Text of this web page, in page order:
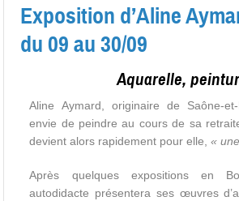
Exposition d’Aline
du 09 au 30/09
Aquarelle,
Aline Aymard, originaire de Saône-
envie de peindre au cours de sa
devient alors rapidement pour elle,«
Après quelques expositions en
autodidacte présentera ses œuvres